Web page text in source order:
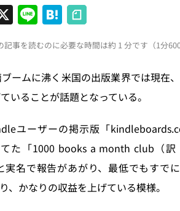
30日 ] チャットボット（ベータ版）を公開しました
29日 ] 講談社、著者向けポータルサイト・プラスコ
日刊出版ニュースまとめ
ラップも読書など 日刊出版ニュースまとめ
5日 ]
「マンガワン」問題等で小学館が再発防止案
2026.08.05
日刊出版ニュースまとめ
X Li
n
e
H
at
e
n
a
記事を読むのに必要な時間は約 1 分です（1分
ブームに沸く米国の出版業界では現在
いることが話題となっている。
ユーザーの掲示版「
た「1000 books a month club（
実名で報告があがり、最低でもすで
、かなりの収益を上げている模様。